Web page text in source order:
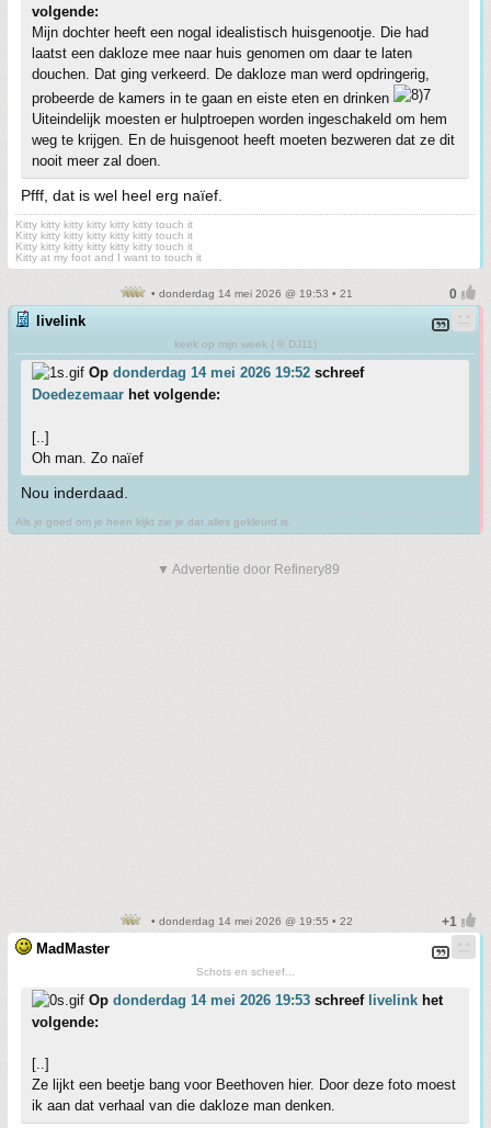
volgende:
Mijn dochter heeft een nogal idealistisch huisgenootje. Die had
laatst een dakloze mee naar huis genomen om daar te laten
douchen. Dat ging verkeerd. De dakloze man werd opdringerig,
probeerde de kamers in te gaan en eiste eten en drinken
Uiteindelijk moesten er hulptroepen worden ingeschakeld om hem
weg te krijgen. En de huisgenoot heeft moeten bezweren dat ze dit
nooit meer zal doen.
Pfff, dat is wel heel erg naïef.
Kitty kitty kitty kitty kitty kitty touch it
Kitty kitty kitty kitty kitty kitty touch it
Kitty kitty kitty kitty kitty kitty touch it
Kitty at my foot and I want to touch it
• donderdag 14 mei 2026 @ 19:53 • 21
livelink
keek op mijn week ( © DJ11)
Op donderdag 14 mei 2026 19:52 schreef
Doedezemaar het volgende:
[..]
Oh man. Zo naïef
Nou inderdaad.
Als je goed om je heen kijkt zie je dat alles gekleurd is.
▼ Advertentie door Refinery89
• donderdag 14 mei 2026 @ 19:55 • 22
MadMaster
Schots en scheef...
Op donderdag 14 mei 2026 19:53 schreef livelink het
volgende:
[..]
Ze lijkt een beetje bang voor Beethoven hier. Door deze foto moest
ik aan dat verhaal van die dakloze man denken.